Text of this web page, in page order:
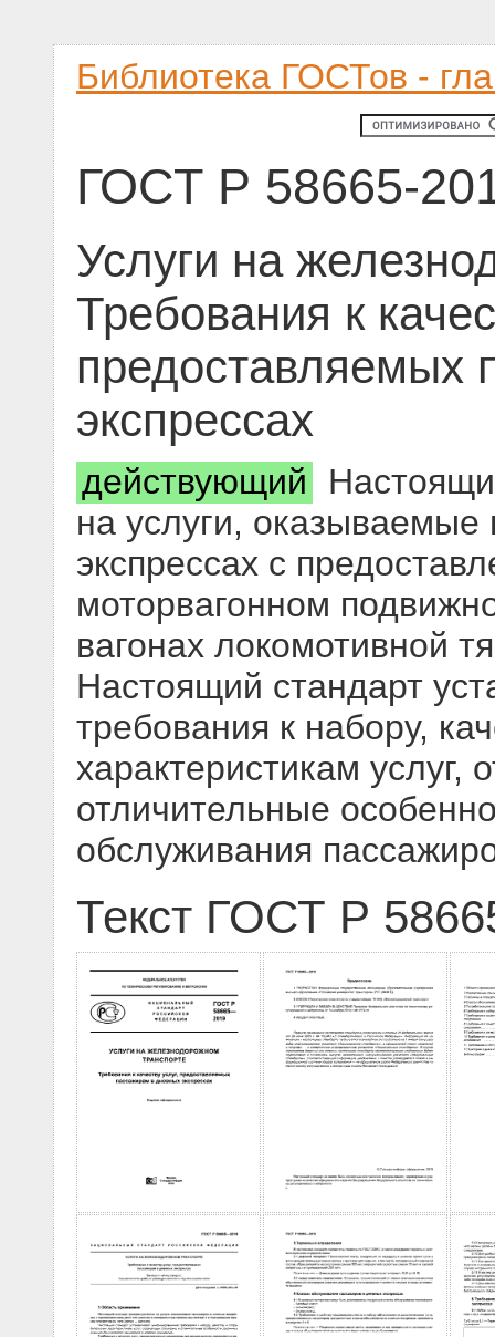
Библиотека ГОСТов -
ГОСТ Р 58665-
Услуги на
Требования к
предоставляемых
экспрессах
действующий
на услуги,
экспрессах с
моторвагонном
вагонах локомотивной
Настоящий стандарт
требования к набору,
характеристикам
отличительные
обслуживания
Текст ГОСТ Р